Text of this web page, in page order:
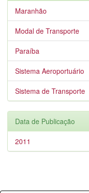
Maranhão
Modal de Transporte
Paraíba
Sistema Aeroportuário
Sistema de Transporte
Data de Publicação
2011